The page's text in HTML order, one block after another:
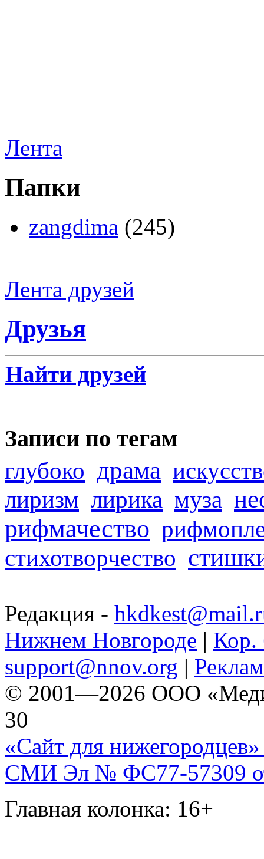
Лента
Папки
zangdima (245)
Лента друзей
Друзья
Найти друзей
Записи по тегам
глубоко драма
лиризм лирика муза
рифмачество
стихотворчество
Редакция -
Нижнем Новгороде | Кор.
support@nnov.org |
© 2001—2026 ООО
30
«Сайт для нижегородцев»
СМИ Эл № ФС77-57309
Главная колонка: 16+